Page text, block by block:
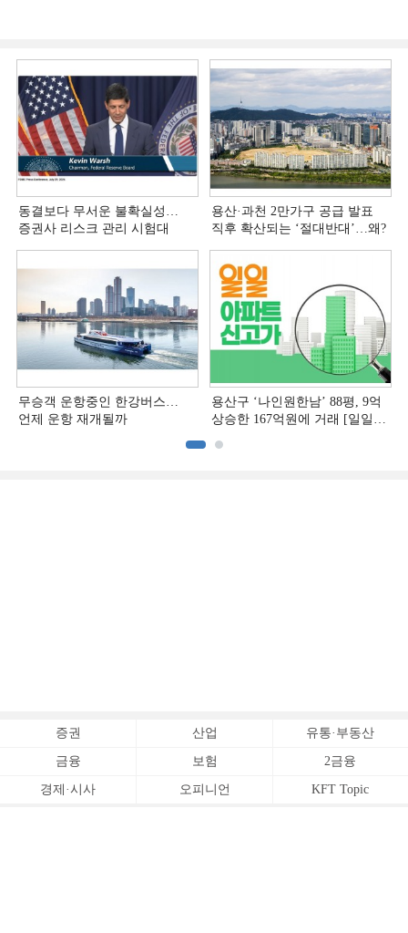
동결보다 무서운 불확실성…
증권사 리스크 관리 시험대
용산·과천 2만가구 공급 발표
직후 확산되는 ‘절대반대’…왜?
무승객 운항중인 한강버스…
언제 운항 재개될까
용산구 ‘나인원한남’ 88평, 9억
상승한 167억원에 거래 [일일
증권 산업 유통·부동산
금융 보험 2금융
경제·시사 오피니언 KFT Topic